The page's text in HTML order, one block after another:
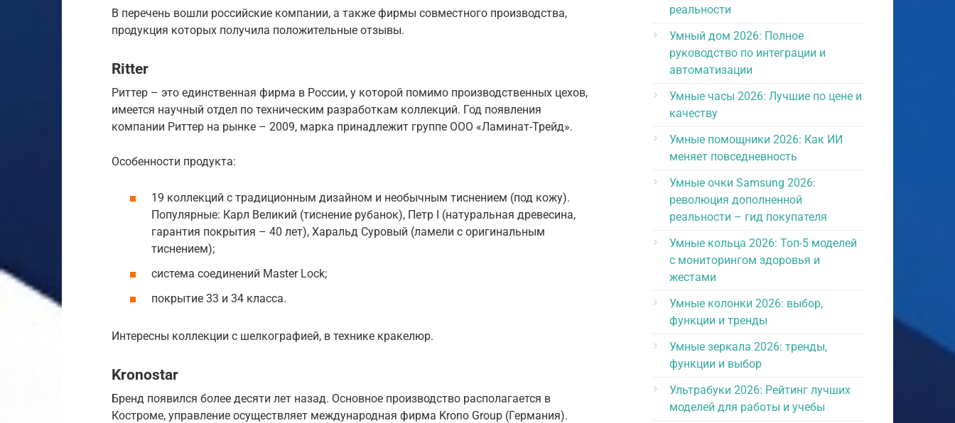
В перечень вошли российские компании, а также фирмы совместного производства,
продукция которых получила положительные отзывы.
Ritter
Риттер – это единственная фирма в России, у которой помимо производственных цехов,
имеется научный отдел по техническим разработкам коллекций. Год появления
компании Риттер на рынке – 2009, марка принадлежит группе ООО «Ламинат-Трейд».
Особенности продукта:
19 коллекций с традиционным дизайном и необычным тиснением (под кожу).
Популярные: Карл Великий (тиснение рубанок), Петр I (натуральная древесина,
гарантия покрытия – 40 лет), Харальд Суровый (ламели с оригинальным
тиснением);
система соединений Master Lock;
покрытие 33 и 34 класса.
Интересны коллекции с шелкографией, в технике кракелюр.
Kronostar
Бренд появился более десяти лет назад. Основное производство располагается в
Костроме, управление осуществляет международная фирма Krono Group (Германия).
реальности
Умный дом 2026: Полное
руководство по интеграции и
автоматизации
Умные часы 2026: Лучшие по цене и
качеству
Умные помощники 2026: Как ИИ
меняет повседневность
Умные очки Samsung 2026:
революция дополненной
реальности – гид покупателя
Умные кольца 2026: Топ-5 моделей
с мониторингом здоровья и
жестами
Умные колонки 2026: выбор,
функции и тренды
Умные зеркала 2026: тренды,
функции и выбор
Ультрабуки 2026: Рейтинг лучших
моделей для работы и учебы